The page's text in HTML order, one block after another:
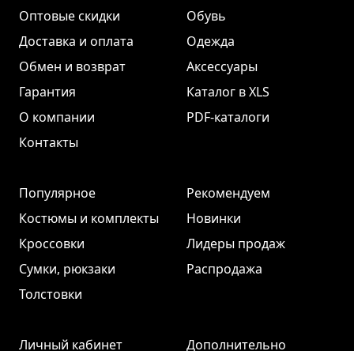
Оптовые скидки
Доставка и оплата
Обмен и возврат
Гарантия
О компании
Контакты
Обувь
Одежда
Аксессуары
Каталог в XLS
PDF-каталоги
Популярное
Костюмы и комплекты
Кроссовки
Сумки, рюкзаки
Толстовки
Рекомендуем
Новинки
Лидеры продаж
Распродажа
Личный кабинет Дополнительно